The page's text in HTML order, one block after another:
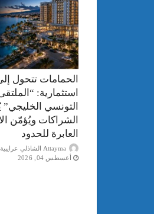
الحمامات تتحول
استثمارية:
التونسي
الشراكات ويُؤمّن
العابرة للحدود
Attayma الشاذلي عرايبية
أغسطس 04, 2026